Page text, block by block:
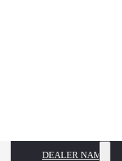
DEALER NAME